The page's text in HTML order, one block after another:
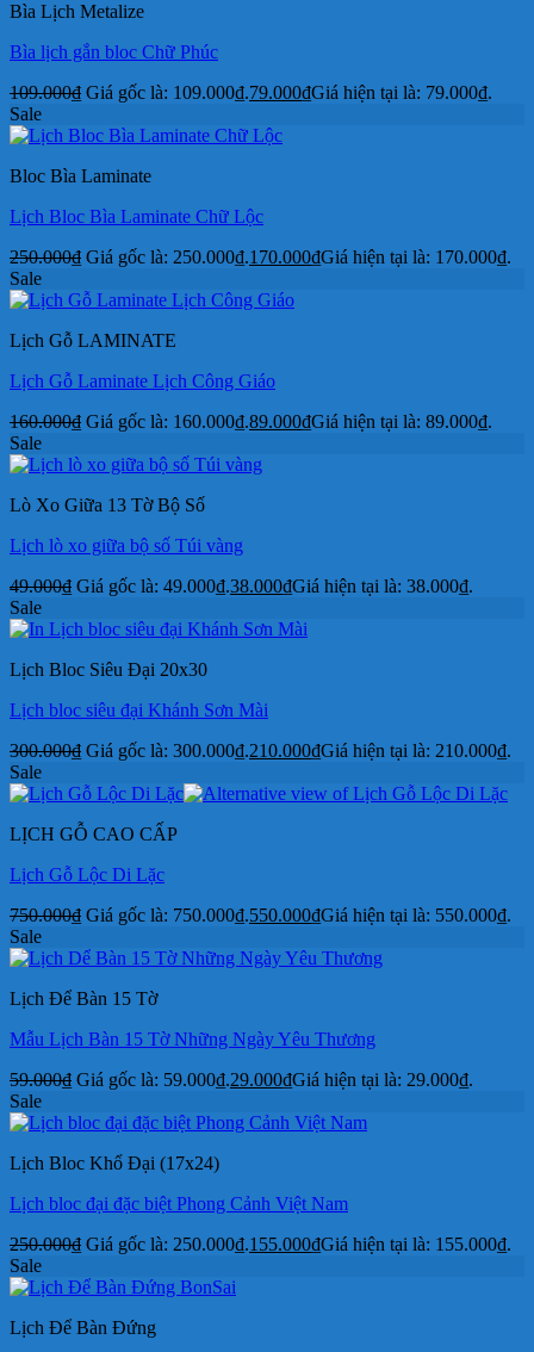
Bìa Lịch Metalize
Bìa lịch gắn bloc Chữ Phúc
109.000₫ Giá gốc là: 109.000₫.79.000₫Giá hiện tại là: 79.000₫.
Sale
Bloc Bìa Laminate
Lịch Bloc Bìa Laminate Chữ Lộc
250.000₫ Giá gốc là: 250.000₫.170.000₫Giá hiện tại là: 170.000₫.
Sale
Lịch Gỗ LAMINATE
Lịch Gỗ Laminate Lịch Công Giáo
160.000₫ Giá gốc là: 160.000₫.89.000₫Giá hiện tại là: 89.000₫.
Sale
Lò Xo Giữa 13 Tờ Bộ Số
Lịch lò xo giữa bộ số Túi vàng
49.000₫ Giá gốc là: 49.000₫.38.000₫Giá hiện tại là: 38.000₫.
Sale
Lịch Bloc Siêu Đại 20x30
Lịch bloc siêu đại Khánh Sơn Mài
300.000₫ Giá gốc là: 300.000₫.210.000₫Giá hiện tại là: 210.000₫.
Sale
LỊCH GỖ CAO CẤP
Lịch Gỗ Lộc Di Lặc
750.000₫ Giá gốc là: 750.000₫.550.000₫Giá hiện tại là: 550.000₫.
Sale
Lịch Để Bàn 15 Tờ
Mẫu Lịch Bàn 15 Tờ Những Ngày Yêu Thương
59.000₫ Giá gốc là: 59.000₫.29.000₫Giá hiện tại là: 29.000₫.
Sale
Lịch Bloc Khổ Đại (17x24)
Lịch bloc đại đặc biệt Phong Cảnh Việt Nam
250.000₫ Giá gốc là: 250.000₫.155.000₫Giá hiện tại là: 155.000₫.
Sale
Lịch Để Bàn Đứng